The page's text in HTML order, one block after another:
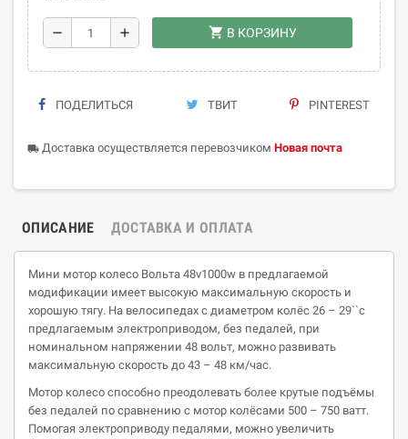
remove add shopping_cart В КОРЗИНУ
ПОДЕЛИТЬСЯ ТВИТ PINTEREST
local_shipping Доставка осуществляется перевозчиком Новая почта
ОПИСАНИЕ ДОСТАВКА И ОПЛАТА
Мини мотор колесо Вольта 48v1000w в предлагаемой
модификации имеет высокую максимальную скорость и
хорошую тягу. На велосипедах с диаметром колёс 26 – 29``с
предлагаемым электроприводом, без педалей, при
номинальном напряжении 48 вольт, можно развивать
максимальную скорость до 43 – 48 км/час.
Мотор колесо способно преодолевать более крутые подъёмы
без педалей по сравнению с мотор колёсами 500 – 750 ватт.
Помогая электроприводу педалями, можно увеличить